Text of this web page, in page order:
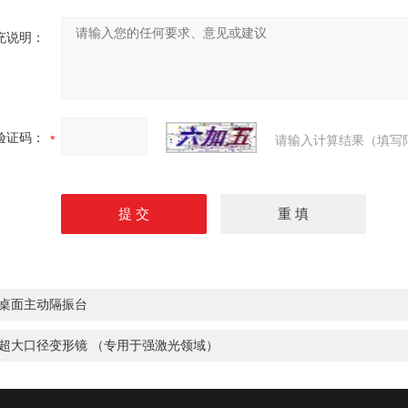
说明：
证码： 请输入计算结果（填写
面主动隔振台
超大口径变形镜 （专用于强激光领域）